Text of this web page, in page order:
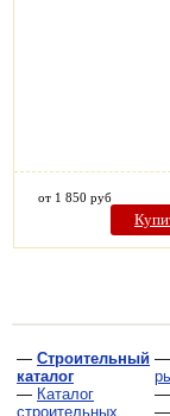
от 1 850 руб
— Строительный
каталог
— Каталог
строительных
—
—
—